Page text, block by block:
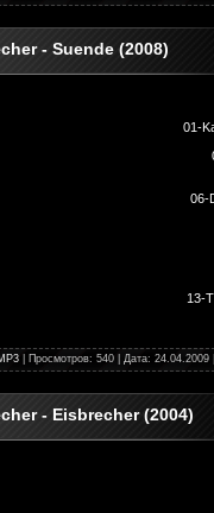
- Suende (2008)
01-
06-
13-
| Просмотров: 540 | Дата: 24.04.2009
- Eisbrecher (2004)